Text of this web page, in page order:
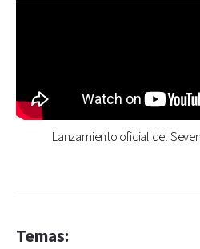
Lanzamiento oficial del
Temas: